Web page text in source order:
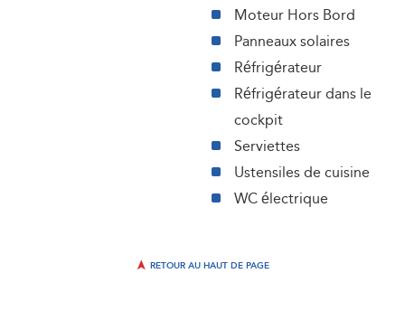
Moteur Hors Bord
Panneaux solaires
Réfrigérateur
Réfrigérateur dans le
cockpit
Serviettes
Ustensiles de cuisine
WC électrique
RETOUR AU HAUT DE PAGE